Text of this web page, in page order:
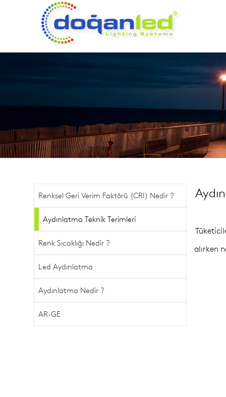
Renksel Geri Verim Faktörü (CRI) Nedir ?
Aydınlatma Teknik Terimleri
Renk Sıcaklığı Nedir ?
Led Aydınlatma
Aydınlatma Nedir ?
AR-GE
alırken